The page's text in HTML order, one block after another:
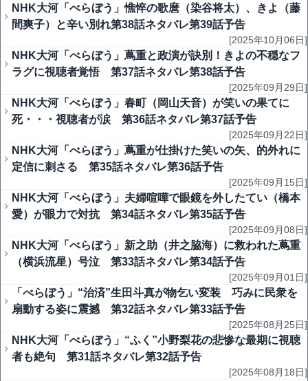
NHK大河「べらぼう」憔悴の歌麿（染谷将太）、きよ（藤
間爽子）と辛い別れ第38話ネタバレ第39話予告
[2025年10月06日]
NHK大河「べらぼう」蔦重と政演が訣別！きよの不穏なフ
ラグに視聴者覚悟 第37話ネタバレ第38話予告
[2025年09月29日]
NHK大河「べらぼう」春町（岡山天音）が笑いの果てに
死・・・視聴者が涙 第36話ネタバレ第37話予告
[2025年09月22日]
NHK大河「べらぼう」蔦重が仕掛けた笑いの矢、的外れに
定信に刺さる 第35話ネタバレ第36話予告
[2025年09月15日]
NHK大河「べらぼう」夫婦喧嘩で眼鏡を外したてい（橋本
愛）が眼力で対抗 第34話ネタバレ第35話予告
[2025年09月08日]
NHK大河「べらぼう」新之助（井之脇海）に救われた蔦重
（横浜流星）号泣 第33話ネタバレ第34話予告
[2025年09月01日]
「べらぼう」“治済”生田斗真が物乞い変装 巧みに民衆を
扇動する姿に震撼 第32話ネタバレ第33話予告
[2025年08月25日]
NHK大河「べらぼう」“ふく”小野梨花の悲惨な最期に視聴
者も絶句 第31話ネタバレ第32話予告
[2025年08月18日]